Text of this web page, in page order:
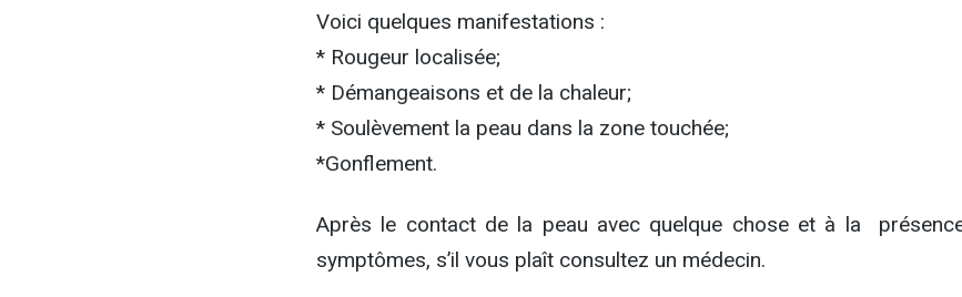
Voici quelques manifestations :
* Rougeur localisée;
* Démangeaisons et de la chaleur;
* Soulèvement la peau dans la zone touchée;
*Gonflement.
Après le contact de la peau avec quelque chose et à la
symptômes, s’il vous plaît consultez un médecin.